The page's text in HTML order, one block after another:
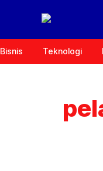
Bisnis Teknologi